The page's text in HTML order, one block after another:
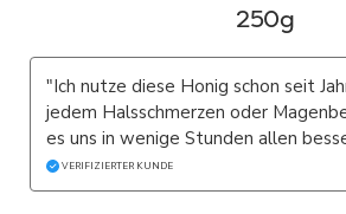
250g
"Ich nutze diese Honig schon seit
jedem Halsschmerzen oder
es uns in wenige Stunden allen
VERIFIZIERTER KUNDE